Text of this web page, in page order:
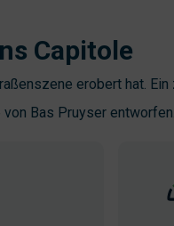
Capitole
erobert hat.
Bas Pruyser entworfen.